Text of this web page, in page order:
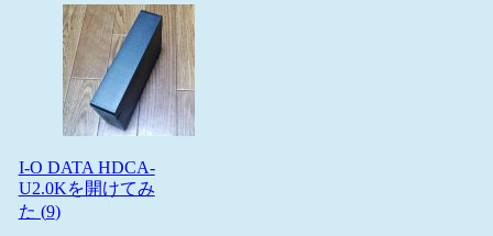
I-O DATA HDCA-
U2.0Kを開けてみ
た (9)